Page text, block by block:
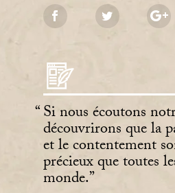
Si nous écoutons
découvrirons que la
et le contentement
précieux que toutes
monde.